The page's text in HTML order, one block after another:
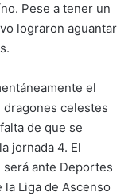
Pese a tener un
lograron aguantar
el
celestes
de que se
jornada 4. El
ante Deportes
Liga de Ascenso